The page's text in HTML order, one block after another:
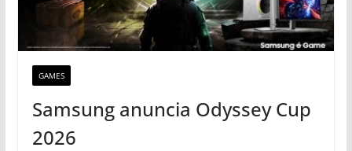
GAMES
Samsung anuncia Odyssey Cup
2026